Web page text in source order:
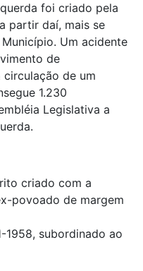
foi criado pela
partir daí, mais se
Um acidente
de
circulação de um
1.230
Legislativa a
criado com a
povoado de margem
1958, subordinado ao